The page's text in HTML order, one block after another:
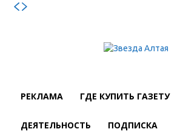
РЕКЛАМА ГДЕ КУПИТЬ ГАЗЕТУ
ДЕЯТЕЛЬНОСТЬ ПОДПИСКА